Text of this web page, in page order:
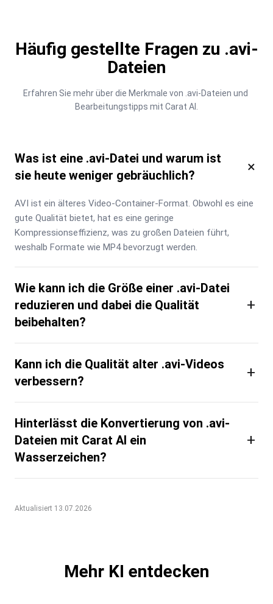
Häufig gestellte Fragen zu .avi-
Dateien
Erfahren Sie mehr über die Merkmale von .avi-Dateien und
Bearbeitungstipps mit Carat AI.
Was ist eine .avi-Datei und warum ist
sie heute weniger gebräuchlich?
×
AVI ist ein älteres Video-Container-Format. Obwohl es eine
gute Qualität bietet, hat es eine geringe
Kompressionseffizienz, was zu großen Dateien führt,
weshalb Formate wie MP4 bevorzugt werden.
Wie kann ich die Größe einer .avi-Datei
reduzieren und dabei die Qualität
beibehalten?
+
Kann ich die Qualität alter .avi-Videos
verbessern?
+
Hinterlässt die Konvertierung von .avi-
Dateien mit Carat AI ein
Wasserzeichen?
+
Aktualisiert 13.07.2026
Mehr KI entdecken